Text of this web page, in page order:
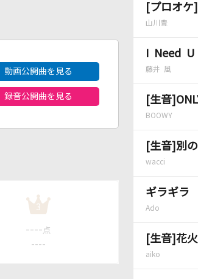
[プロオケ
山川豊
I Need
藤井 風
[生音
BOOWY
[生音]別
wacci
ギラギラ
Ado
[生音]花火
aiko
動画公開曲を見る
録音公開曲を見る
3
---- 点
----